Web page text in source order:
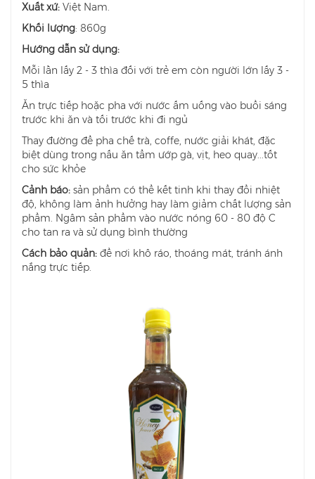
Xuất xứ: Việt Nam.
Khối lượng: 860g
Hướng dẫn sử dụng:
Mỗi lần lấy 2 - 3 thìa đối với trẻ em còn người lớn lấy 3 -
5 thìa
Ăn trực tiếp hoặc pha với nước ấm uống vào buổi sáng
trước khi ăn và tối trước khi đi ngủ
Thay đường để pha chế trà, coffe, nước giải khát, đặc
biệt dùng trong nấu ăn tẩm ướp gà, vịt, heo quay...tốt
cho sức khỏe
Cảnh báo: sản phẩm có thể kết tinh khi thay đổi nhiệt
độ, không làm ảnh hưởng hay làm giảm chất lượng sản
phẩm. Ngâm sản phẩm vào nước nóng 60 - 80 độ C
cho tan ra và sử dụng bình thường
Cách bảo quản: để nơi khô ráo, thoáng mát, tránh ánh
nắng trực tiếp.